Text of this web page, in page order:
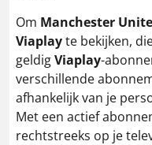
Om Manchester
Viaplayte bekijken,
geldigViaplay-
verschillende
afhankelijk van je
Met een actief
rechtstreeks op je